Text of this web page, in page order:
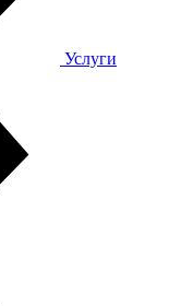
Услуги